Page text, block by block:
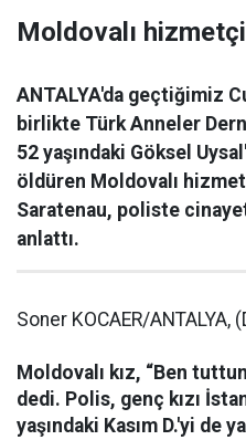
Moldovalı
ANTALYA'da geçtiğimiz
birlikte Türk Anneler
52 yaşındaki Göksel
öldüren Moldovalı
Saratenau, poliste
anlattı.
Soner KOCAER/ANTALYA,
Moldovalı kız, “Ben
dedi. Polis, genç kızı
yaşındaki Kasım D.'yi de